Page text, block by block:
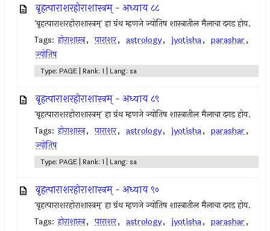
बृहत्पाराशरहोराशास्त्रम् - अध्याय ८८
`बृहत्पाराशरहोराशास्त्रम्` हा ग्रंथ म्हणजे ज्योतिष शास्त्रातील मैलाचा दगड होय.
Tags: होराशास्त्र, पाराशर, astrology, jyotisha, parashar,
ज्योतिष
Type: PAGE | Rank: 1 | Lang: sa
बृहत्पाराशरहोराशास्त्रम् - अध्याय ८९
`बृहत्पाराशरहोराशास्त्रम्` हा ग्रंथ म्हणजे ज्योतिष शास्त्रातील मैलाचा दगड होय.
Tags: होराशास्त्र, पाराशर, astrology, jyotisha, parashar,
ज्योतिष
Type: PAGE | Rank: 1 | Lang: sa
बृहत्पाराशरहोराशास्त्रम् - अध्याय ९०
`बृहत्पाराशरहोराशास्त्रम्` हा ग्रंथ म्हणजे ज्योतिष शास्त्रातील मैलाचा दगड होय.
Tags: होराशास्त्र, पाराशर, astrology, jyotisha, parashar,